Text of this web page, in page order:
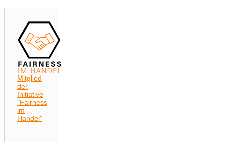
Mitglied
der
Initiative
"Fairness
im
Handel"